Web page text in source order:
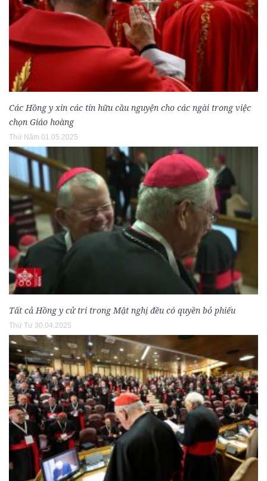
Các Hồng y xin các tín hữu cầu nguyện cho các ngài trong việc
chọn Giáo hoàng
Thứ Năm 01.05.2025
Tất cả Hồng y cử tri trong Mật nghị đều có quyền bỏ phiếu
Thứ Tư 30.04.2025